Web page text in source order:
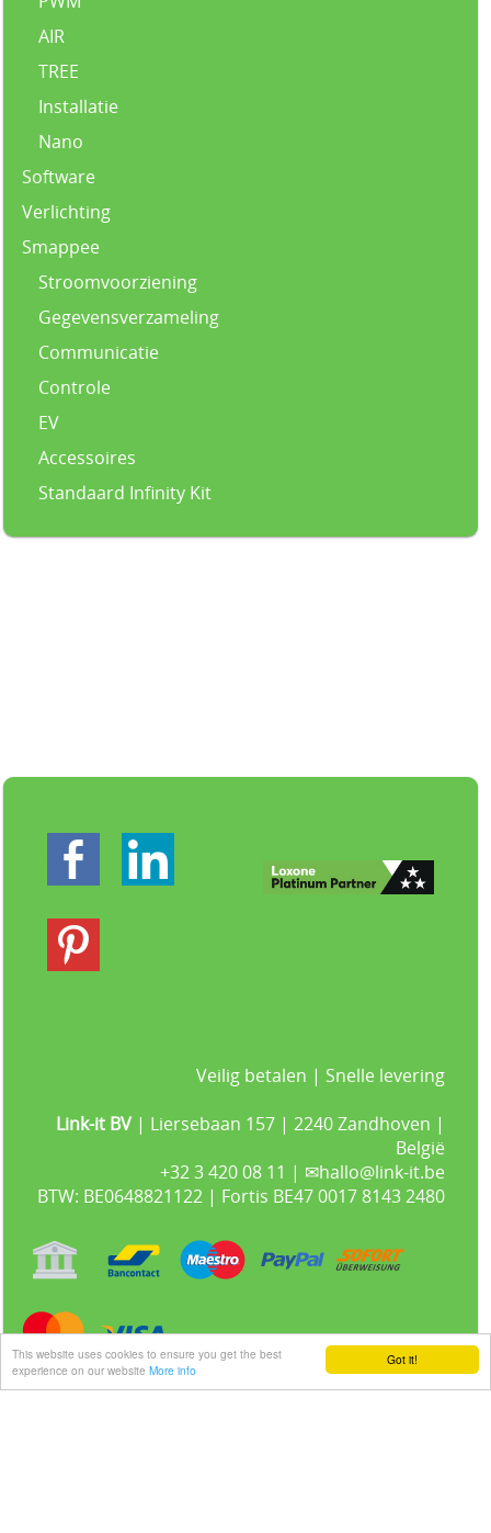
Got it!
This website uses cookies to ensure you get the best
experience on our website More info
AIR
TREE
Installatie
Nano
Software
Verlichting
Smappee
Stroomvoorziening
Gegevensverzameling
Communicatie
Controle
EV
Accessoires
Standaard Infinity Kit
Veilig betalen | Snelle levering
Link-it BV | Liersebaan 157 | 2240 Zandhoven |
België
+32 3 420 08 11 | ✉hallo@link-it.be
BTW: BE0648821122 | Fortis BE47 0017 8143 2480